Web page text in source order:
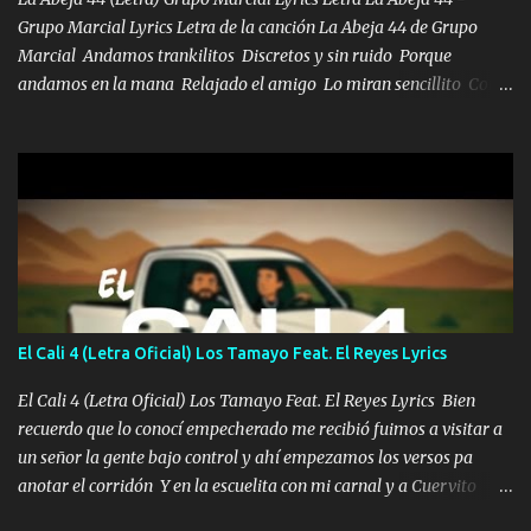
Grupo Marcial Lyrics Letra de la canción La Abeja 44 de Grupo
Marcial Andamos trankilitos Discretos y sin ruido Porque
andamos en la mana Relajado el amigo Lo miran sencillito Con
coronamos Se jala los marciales Y sus guitarras ya van sonando
Un gallardo me prendo Para agarrar el vuelo y la mente y
tranquilizando Tomense un buen trago Y así es como empezamos
los versos que voy cantando (Music) A vido alta y bajas La carreta
se atora Pero nunca le aflojamos Ya me han pasado cosas Y
aunque ustedes no sepan Pero la vida es muy corta Hay que
echarle chingazos Y seguir trabajando porque nada es...
El Cali 4 (Letra Oficial) Los Tamayo Feat. El Reyes Lyrics
El Cali 4 (Letra Oficial) Los Tamayo Feat. El Reyes Lyrics Bien
recuerdo que lo conocí empecherado me recibió fuimos a visitar a
un señor la gente bajo control y ahí empezamos los versos pa
anotar el corridón Y en la escuelita con mi carnal y a Cuervito